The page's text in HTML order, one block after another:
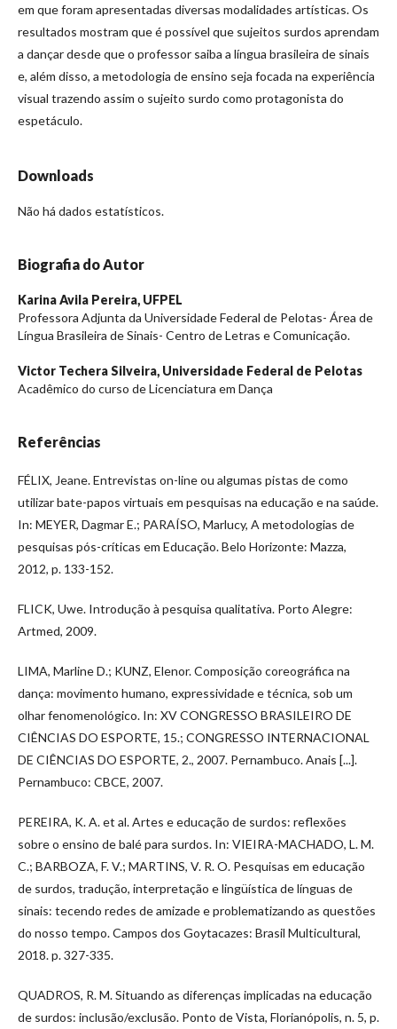
em que foram apresentadas diversas modalidades artísticas. Os
resultados mostram que é possível que sujeitos surdos aprendam
a dançar desde que o professor saiba a língua brasileira de sinais
e, além disso, a metodologia de ensino seja focada na experiência
visual trazendo assim o sujeito surdo como protagonista do
espetáculo.
Downloads
Não há dados estatísticos.
Biografia do Autor
Karina Avila Pereira, UFPEL
Professora Adjunta da Universidade Federal de Pelotas- Área de
Língua Brasileira de Sinais- Centro de Letras e Comunicação.
Victor Techera Silveira, Universidade Federal de Pelotas
Acadêmico do curso de Licenciatura em Dança
Referências
FÉLIX, Jeane. Entrevistas on-line ou algumas pistas de como
utilizar bate-papos virtuais em pesquisas na educação e na saúde.
In: MEYER, Dagmar E.; PARAÍSO, Marlucy, A metodologias de
pesquisas pós-críticas em Educação. Belo Horizonte: Mazza,
2012, p. 133-152.
FLICK, Uwe. Introdução à pesquisa qualitativa. Porto Alegre:
Artmed, 2009.
LIMA, Marline D.; KUNZ, Elenor. Composição coreográfica na
dança: movimento humano, expressividade e técnica, sob um
olhar fenomenológico. In: XV CONGRESSO BRASILEIRO DE
CIÊNCIAS DO ESPORTE, 15.; CONGRESSO INTERNACIONAL
DE CIÊNCIAS DO ESPORTE, 2., 2007. Pernambuco. Anais [...].
Pernambuco: CBCE, 2007.
PEREIRA, K. A. et al. Artes e educação de surdos: reflexões
sobre o ensino de balé para surdos. In: VIEIRA-MACHADO, L. M.
C.; BARBOZA, F. V.; MARTINS, V. R. O. Pesquisas em educação
de surdos, tradução, interpretação e lingüística de línguas de
sinais: tecendo redes de amizade e problematizando as questões
do nosso tempo. Campos dos Goytacazes: Brasil Multicultural,
2018. p. 327-335.
QUADROS, R. M. Situando as diferenças implicadas na educação
de surdos: inclusão/exclusão. Ponto de Vista, Florianópolis, n. 5, p.